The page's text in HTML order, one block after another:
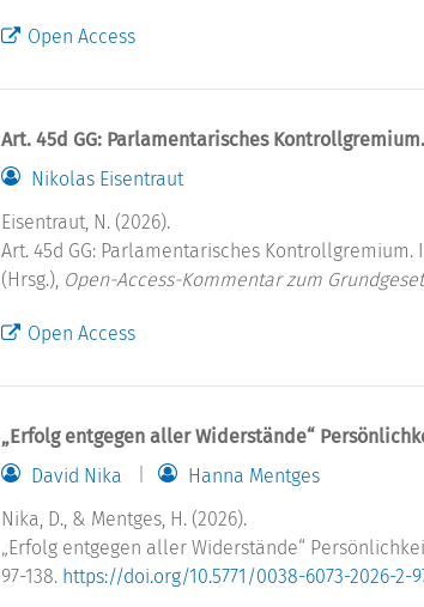
Open Access
Art. 45d GG: Parlamentarisches Kontrollgremium.
Nikolas Eisentraut
Eisentraut, N. (2026).
Art. 45d GG: Parlamentarisches Kontrollgremium.
(Hrsg.), Open-Access-Kommentar zum
Open Access
„Erfolg entgegen aller Widerstände“
David Nika
Hanna Mentges
Nika, D., & Mentges, H. (2026).
„Erfolg entgegen aller Widerstände“
97-138. https://doi.org/10.5771/0038-6073-2026-2-